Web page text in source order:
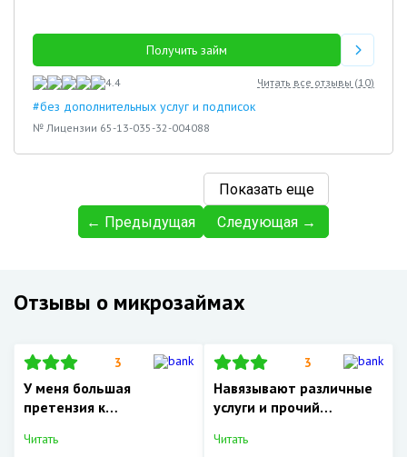
Получить займ
4.4 Читать все отзывы (10)
#без дополнительных услуг и подписок
№ Лицензии 65-13-035-32-004088
Показать еще
← Предыдущая
Следующая →
Отзывы о микрозаймах
3
У меня большая
претензия к…
Читать
3
Навязывают различные
услуги и прочий…
Читать